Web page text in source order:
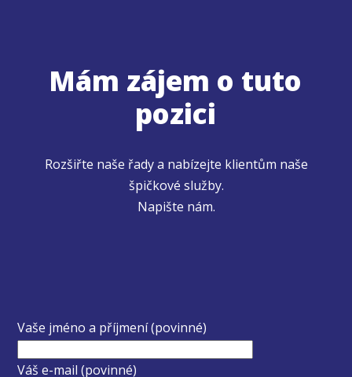
Mám zájem o tuto
pozici
Rozšiřte naše řady a nabízejte klientům naše
špičkové služby.
Napište nám.
Vaše jméno a příjmení (povinné)
Váš e-mail (povinné)